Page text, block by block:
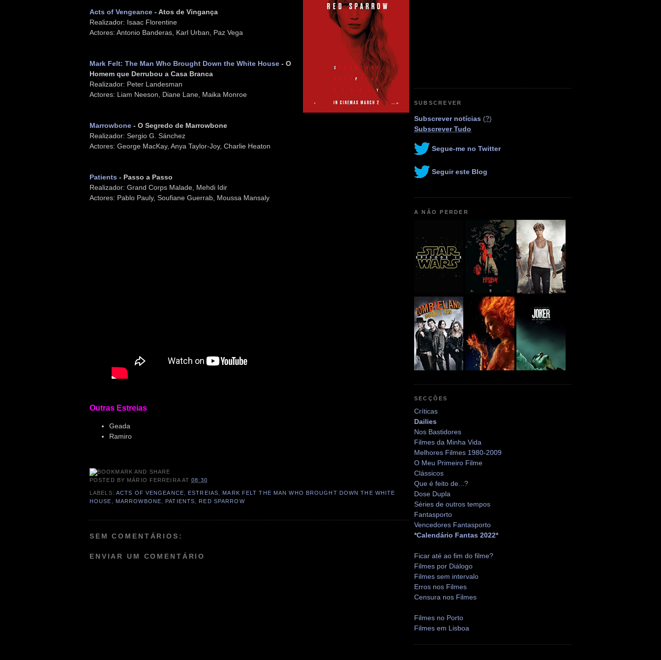
Acts of Vengeance - Atos de Vingança
Realizador: Isaac Florentine
Actores: Antonio Banderas, Karl Urban, Paz Vega
Mark Felt: The Man Who Brought Down the White House - O
Homem que Derrubou a Casa Branca
Realizador: Peter Landesman
Actores: Liam Neeson, Diane Lane, Maika Monroe
Marrowbone - O Segredo de Marrowbone
Realizador: Sergio G. Sánchez
Actores: George MacKay, Anya Taylor-Joy, Charlie Heaton
Patients - Passo a Passo
Realizador: Grand Corps Malade, Mehdi Idir
Actores: Pablo Pauly, Soufiane Guerrab, Moussa Mansaly
Outras Estreias
Geada
Ramiro
POSTED BY MÁRIO FERREIRA AT08:30
LABELS: ACTS OF VENGEANCE ESTREIAS
MARK FELT THE MAN WHO BROUGHT DOWN THE WHITE
HOUSE
MARROWBONE PATIENTS RED SPARROW
SEM COMENTÁRIOS:
ENVIAR UM COMENTÁRIO
SUBSCREVER
Subscrever notícias (?)
Subscrever Tudo
Segue-me no Twitter
Seguir este Blog
A NÃO PERDER
SECÇÕES
Críticas
Dailies
Nos Bastidores
Filmes da Minha Vida
Melhores Filmes 1980-2009
O Meu Primeiro Filme
Clássicos
Que é feito de...?
Dose Dupla
Séries de outros tempos
Fantasporto
Vencedores Fantasporto
*Calendário Fantas 2022*
Ficar até ao fim do filme?
Filmes por Diálogo
Filmes sem intervalo
Erros nos Filmes
Censura nos Filmes
Filmes no Porto
Filmes em Lisboa